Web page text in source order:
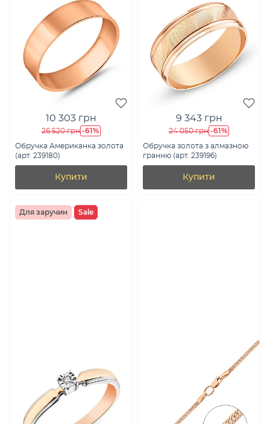
10 303 грн
26 520 грн -61%
Обручка Американка золота
(арт. 239180)
Купити
9 343 грн
24 050 грн -61%
Обручка золота з алмазною
гранню (арт. 239196)
Купити
Для заручин Sale